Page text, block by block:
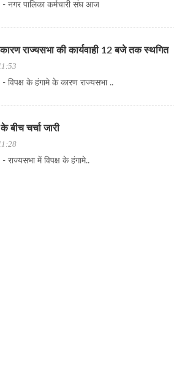
नगर पालिका कर्मचारी संघ आज
राज्यसभा की कार्यवाही 12 बजे तक स्थगित
विपक्ष के हंगामे के कारण राज्यसभा ..
बीच चर्चा जारी
राज्यसभा में विपक्ष के हंगामे..